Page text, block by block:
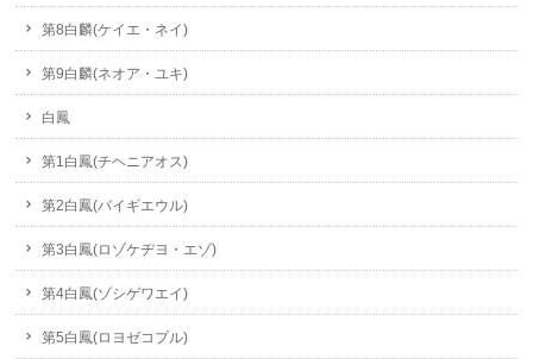
第8白麟(ケイエ・ネイ)
第9白麟(ネオア・ユキ)
白鳳
第1白鳳(チヘニアオス)
第2白鳳(バイギエウル)
第3白鳳(ロゾケヂヨ・エゾ)
第4白鳳(ゾシゲワエイ)
第5白鳳(ロヨゼコプル)